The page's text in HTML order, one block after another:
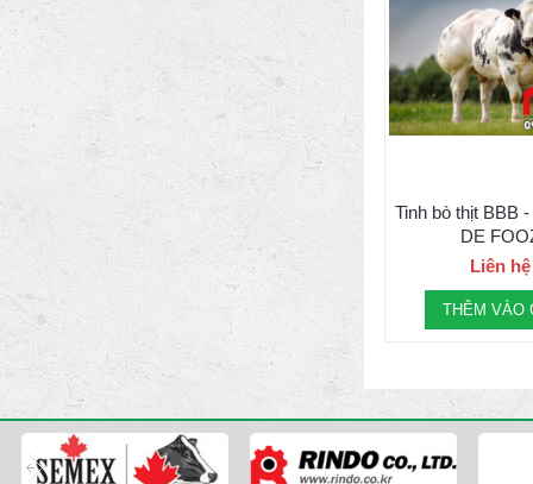
Tinh bò thịt BBB
DE
Liên hệ
THÊM VÀO